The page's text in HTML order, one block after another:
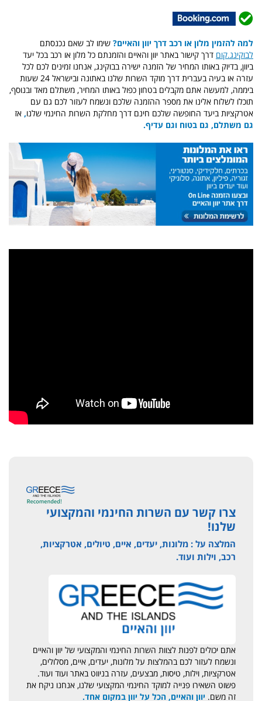
למה להזמין מלון או רכב דרך יוון והאיים? שימו לב שאם נכנסתם
לבוקינג.קום דרך קישור באתר יוון והאיים והזמנתם כל מלון או רכב בכל יעד
ביוון, בדיוק באותו המחיר של הזמנה ישירה בבוקינג, אנחנו זמינים לכם לכל
עזרה או בעיה בעברית דרך מוקד השרות שלנו באתונה ובישראל 24 שעות
ביממה, למעשה אתם מקבלים בטחון כפול באותו המחיר, משתלם מאד ובנוסף,
תוכלו לשלוח אלינו את מספר ההזמנה שלכם ונשמח לעזור לכם גם עם
אטרקציות ביעד החופשה שלכם חינם דרך מחלקת השרות החינמי שלנו, אז
גם משתלם, גם בטוח וגם עדיף.
צרו קשר עם השרות החינמי והמקצועי
שלנו!
המלצה על : מלונות, יעדים, איים, טיולים, אטרקציות,
רכב, וילות ועוד.
אתם יכולים לפנות לצוות השרות החינמי והמקצועי של יוון והאיים
ונשמח לעזור לכם בהמלצות על מלונות, יעדים, איים, מסלולים,
אטרקציות, וילות, טיסות, מבצעים, עזרה בניווט באתר ועוד ועוד.
פשוט השאירו פנייה למוקד החינמי המקצועי שלנו, אנחנו ניקח את
זה משם. יוון והאיים, הכל על יוון במקום אחד.